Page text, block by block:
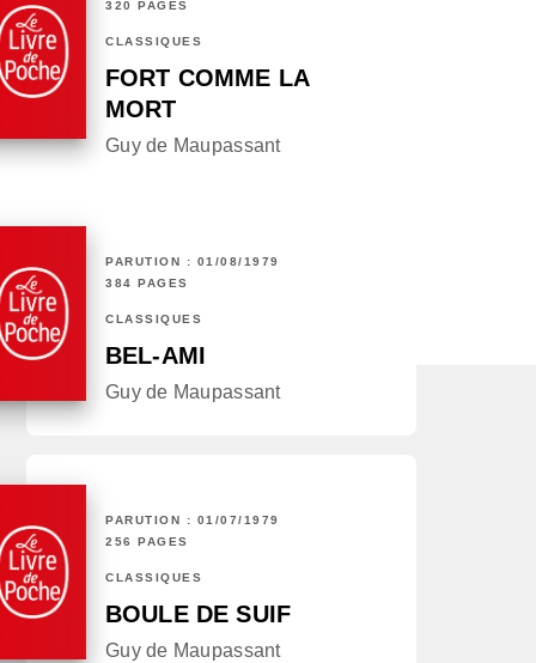
320 PAGES
CLASSIQUES
FORT COMME LA
MORT
Guy de Maupassant
PARUTION : 01/08/1979
384 PAGES
CLASSIQUES
BEL-AMI
Guy de Maupassant
PARUTION : 01/07/1979
256 PAGES
CLASSIQUES
BOULE DE SUIF
Guy de Maupassant